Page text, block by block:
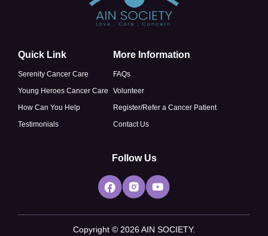
Quick Link
Serenity Cancer Care
Young Heroes Cancer Care
How Can You Help
Testimonials
More Information
FAQs
Volunteer
Register/Refer a Cancer Patient
Contact Us
Follow Us
Copyright © 2026 AIN SOCIETY.